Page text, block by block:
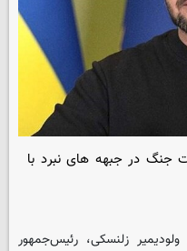
جنگ در جبهه های نبرد با
ولودیمیر زلنسکی، رئیس‌جمهور